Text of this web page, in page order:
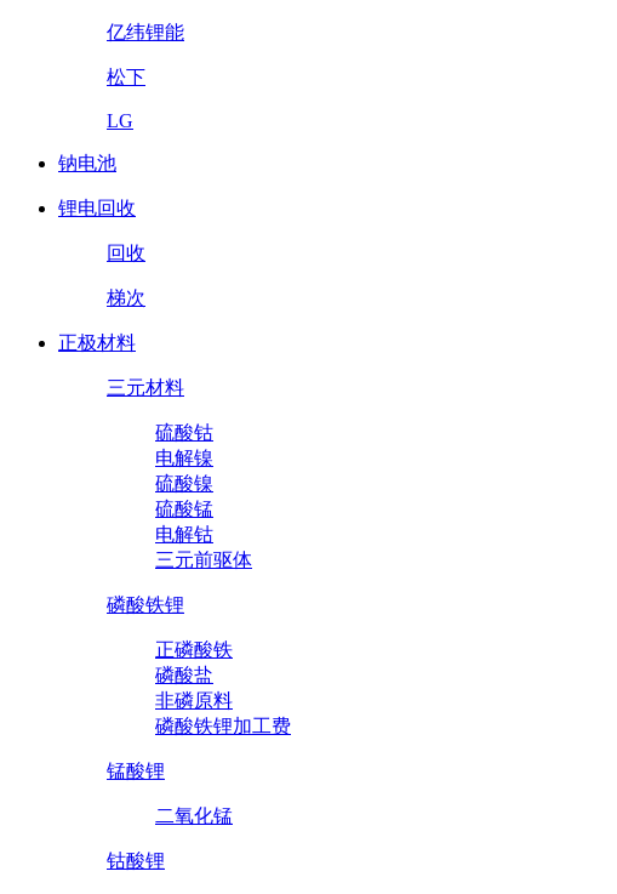
亿纬锂能
松下
LG
钠电池
锂电回收
回收
梯次
正极材料
三元材料
硫酸钴
电解镍
硫酸镍
硫酸锰
电解钴
三元前驱体
磷酸铁锂
正磷酸铁
磷酸盐
非磷原料
磷酸铁锂加工费
锰酸锂
二氧化锰
钴酸锂